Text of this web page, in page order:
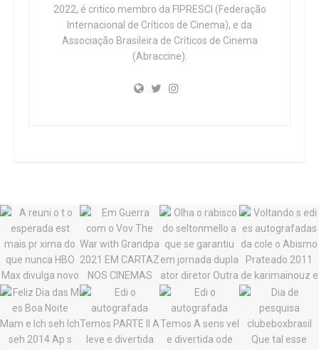
2022, é critico membro da FIPRESCI (Federação
Internacional de Críticos de Cinema), e da
Associação Brasileira de Críticos de Cinema
(Abraccine).